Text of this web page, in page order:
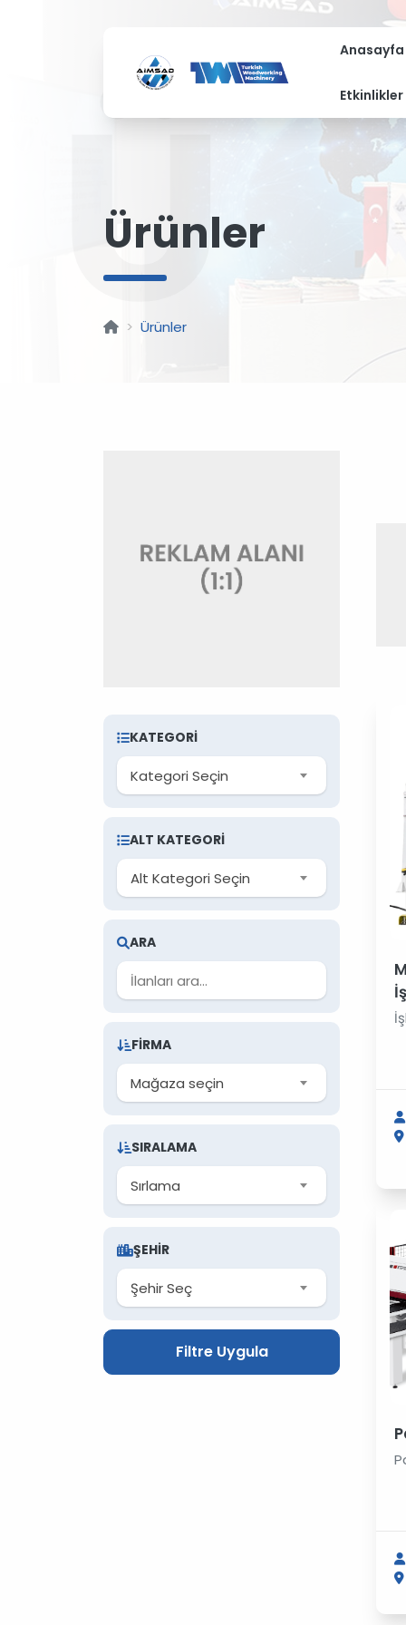
Anasayfa
Etkinlikler
Ü
Ürünler
Ürünler
KATEGORI
Kategori Seçin
ALT KATEGORI
Alt Kategori Seçin
ARA
FIRMA
Mağaza seçin
SIRALAMA
Sırlama
ŞEHIR
Şehir Seç
Filtre Uygula